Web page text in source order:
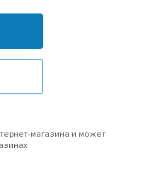
магазина и может